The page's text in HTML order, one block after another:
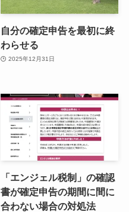
自分の確定申告を最初に終
わらせる
2025年12月31日
「エンジェル税制」の確認
書が確定申告の期間に間に
合わない場合の対処法